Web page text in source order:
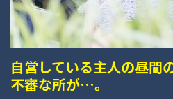
自営している主人の昼間
不審な所が…。